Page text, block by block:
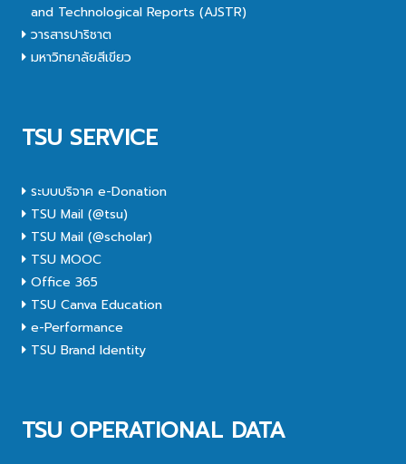
and Technological Reports (AJSTR)
วารสารปาริชาต
มหาวิทยาลัยสีเขียว
TSU SERVICE
ระบบบริจาค e-Donation
TSU Mail (@tsu)
TSU Mail (@scholar)
TSU MOOC
Office 365
TSU Canva Education
e-Performance
TSU Brand Identity
TSU OPERATIONAL DATA